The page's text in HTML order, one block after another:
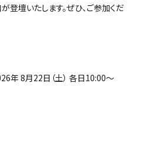
登壇いたします。ぜひ、ご参加くだ
年 8月22日（土） 各日10:00～